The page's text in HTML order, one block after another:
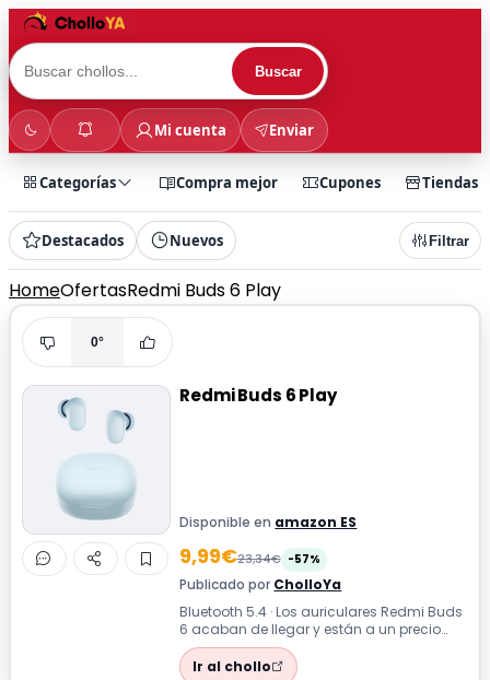
Buscar
Mi cuenta Enviar
Categorías Compra mejor Cupones Tiendas
Destacados Nuevos Filtrar
HomeOfertasRedmi Buds 6 Play
0°
Redmi Buds 6 Play
Disponible en amazon ES
9,99€23,34€ -57%
Publicado por CholloYa
Bluetooth 5.4 · Los auriculares Redmi Buds
6 acaban de llegar y están a un precio
increíble. Con gran ergonomía e int...
Ir al chollo